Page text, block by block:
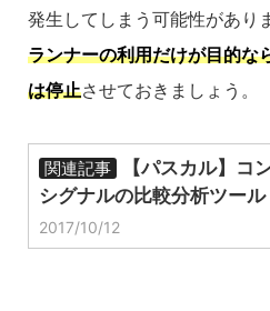
発生してしまう可能性があり
ランナーの利用だけが目的な
は停止させておきましょう。
関連記事
【パスカル】コ
シグナルの比較分析ツール
2017/10/12